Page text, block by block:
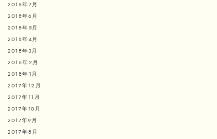
2018年7月
2018年6月
2018年5月
2018年4月
2018年3月
2018年2月
2018年1月
2017年12月
2017年11月
2017年10月
2017年9月
2017年8月